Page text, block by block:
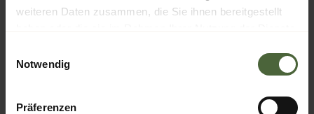
weiteren Daten zusammen, die Sie ihnen bereitgestellt
Notwendig
Präferenzen